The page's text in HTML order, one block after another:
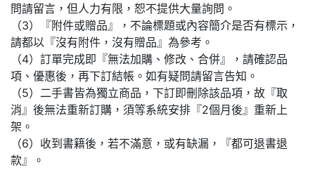
問請留言，但人力有限，恕不提供大量詢問。
（3）『附件或贈品』，不論標題或內容簡介是否有標示，
請都以『沒有附件，沒有贈品』為參考。
（4）訂單完成即『無法加購、修改、合併』，請確認品
項、優惠後，再下訂結帳。如有疑問請留言告知。
（5）二手書皆為獨立商品，下訂即刪除該品項，故『取
消』後無法重新訂購，須等系統安排『2個月後』重新上
架。
（6）收到書籍後，若不滿意，或有缺漏，『都可退書退
款』。